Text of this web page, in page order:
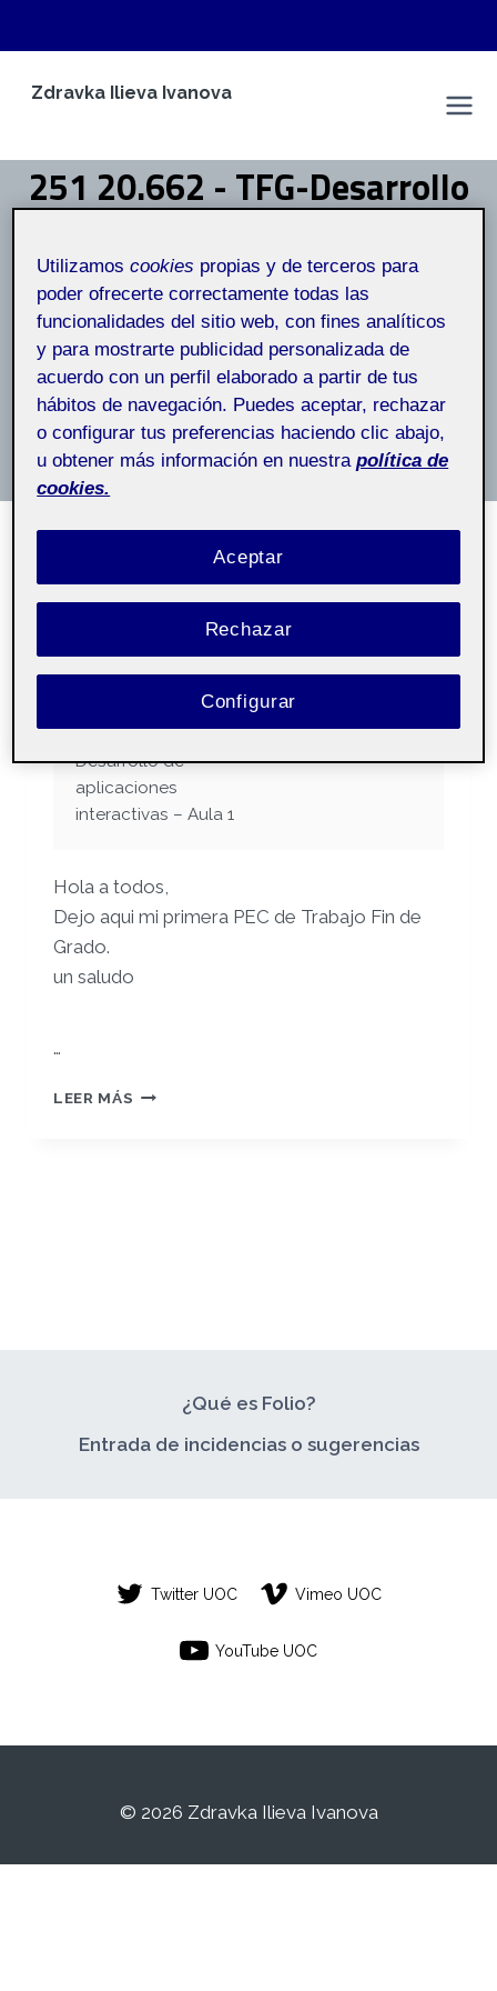
Zdravka Ilieva Ivanova
251 20.662 - TFG-Desarrollo
- Aula 1 251_20_662_01
Inicio / 251 20.662 - TFG-Desarrollo de aplicaciones
interactivas - Aula 1 251_20_662_01
20.662 – TFG-Desarrollo de aplicaciones
interactivas – Aula 1
Trabajo Fin de Grado PEC 1
PorZdravka Ilieva Ivanova 5 octubre, 2025
20.662 – TFG-
Desarrollo de
aplicaciones
interactivas – Aula 1
Pública
Hola a todos,
Dejo aqui mi primera PEC de Trabajo Fin de
Grado.
un saludo
…
LEER MÁS TRABAJO
¿Qué es Folio?
Entrada de incidencias o sugerencias
Twitter UOC Vimeo UOC
YouTube UOC
© 2026 Zdravka Ilieva Ivanova
Utilizamoscookies propias y de terceros para
poder ofrecerte correctamente todas las
funcionalidades del sitio web, con fines analíticos
y para mostrarte publicidad personalizada de
acuerdo con un perfil elaborado a partir de tus
hábitos de navegación. Puedes aceptar, rechazar
o configurar tus preferencias haciendo clic abajo,
u obtener más información en nuestra política de
cookies.
Rechazar
Aceptar
Configurar